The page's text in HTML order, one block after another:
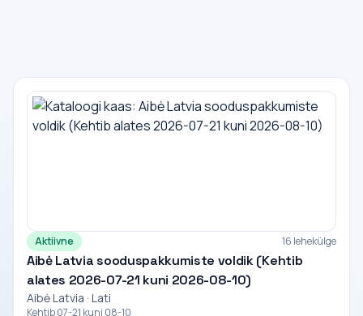
Aktiivne 16 lehekülge
Aibė Latvia sooduspakkumiste voldik (Kehtib
alates 2026-07-21 kuni 2026-08-10)
Aibė Latvia · Lati
Kehtib 07-21 kuni 08-10